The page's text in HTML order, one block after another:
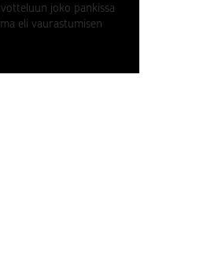
joko pankissa
eli vaurastumisen